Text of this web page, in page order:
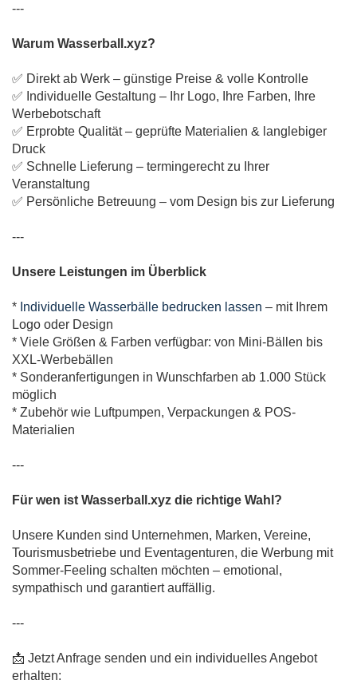
---
Warum Wasserball.xyz?
✅ Direkt ab Werk – günstige Preise & volle Kontrolle
✅ Individuelle Gestaltung – Ihr Logo, Ihre Farben, Ihre
Werbebotschaft
✅ Erprobte Qualität – geprüfte Materialien & langlebiger
Druck
✅ Schnelle Lieferung – termingerecht zu Ihrer
Veranstaltung
✅ Persönliche Betreuung – vom Design bis zur Lieferung
---
Unsere Leistungen im Überblick
* Individuelle Wasserbälle bedrucken lassen – mit Ihrem
Logo oder Design
* Viele Größen & Farben verfügbar: von Mini-Bällen bis
XXL-Werbebällen
* Sonderanfertigungen in Wunschfarben ab 1.000 Stück
möglich
* Zubehör wie Luftpumpen, Verpackungen & POS-
Materialien
---
Für wen ist Wasserball.xyz die richtige Wahl?
Unsere Kunden sind Unternehmen, Marken, Vereine,
Tourismusbetriebe und Eventagenturen, die Werbung mit
Sommer-Feeling schalten möchten – emotional,
sympathisch und garantiert auffällig.
---
📩 Jetzt Anfrage senden und ein individuelles Angebot
erhalten: